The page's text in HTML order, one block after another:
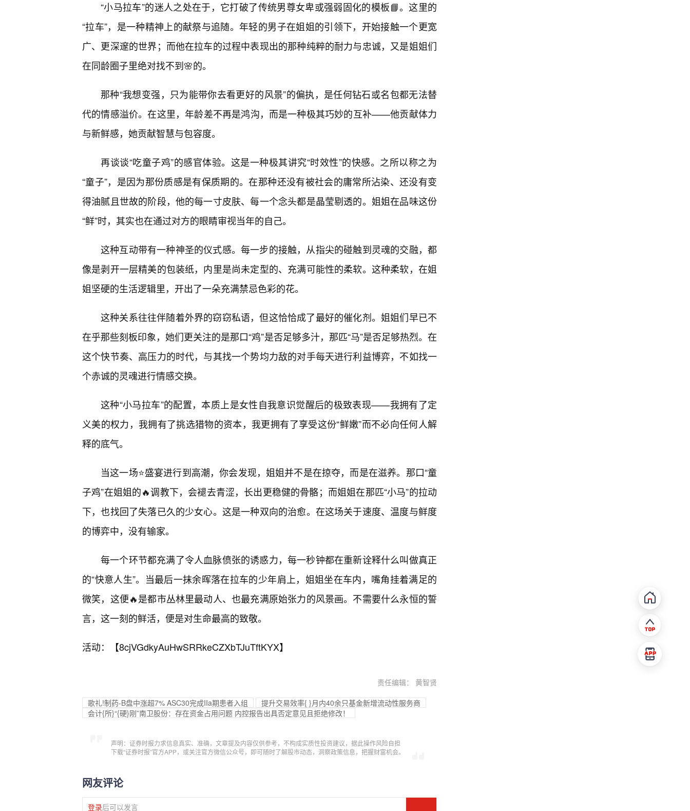
“小马拉车”的迷人之处在于，它打破了传统男尊女卑或强弱固化的模板📘。这里的
“拉车”，是一种精神上的献祭与追随。年轻的男子在姐姐的引领下，开始接触一个更宽
广、更深邃的世界；而他在拉车的过程中表现出的那种纯粹的耐力与忠诚，又是姐姐们
在同龄圈子里绝对找不到🌸的。
那种“我想变强，只为能带你去看更好的风景”的偏执，是任何钻石或名包都无法替
代的情感溢价。在这里，年龄差不再是鸿沟，而是一种极其巧妙的互补——他贡献体力
与新鲜感，她贡献智慧与包容度。
再谈谈“吃童子鸡”的感官体验。这是一种极其讲究“时效性”的快感。之所以称之为
“童子”，是因为那份质感是有保质期的。在那种还没有被社会的庸常所沾染、还没有变
得油腻且世故的阶段，他的每一寸皮肤、每一个念头都是晶莹剔透的。姐姐在品味这份
“鲜”时，其实也在通过对方的眼睛审视当年的自己。
这种互动带有一种神圣的仪式感。每一步的接触，从指尖的碰触到灵魂的交融，都
像是剥开一层精美的包装纸，内里是尚未定型的、充满可能性的柔软。这种柔软，在姐
姐坚硬的生活逻辑里，开出了一朵充满禁忌色彩的花。
这种关系往往伴随着外界的窃窃私语，但这恰恰成了最好的催化剂。姐姐们早已不
在乎那些刻板印象，她们更关注的是那口“鸡”是否足够多汁，那匹“马”是否足够热烈。在
这个快节奏、高压力的时代，与其找一个势均力敌的对手每天进行利益博弈，不如找一
个赤诚的灵魂进行情感交换。
这种“小马拉车”的配置，本质上是女性自我意识觉醒后的极致表现——我拥有了定
义美的权力，我拥有了挑选猎物的资本，我更拥有了享受这份“鲜嫩”而不必向任何人解
释的底气。
当这一场⭐盛宴进行到高潮，你会发现，姐姐并不是在掠夺，而是在滋养。那口“童
子鸡”在姐姐的🔥调教下，会褪去青涩，长出更稳健的骨骼；而姐姐在那匹“小马”的拉动
下，也找回了失落已久的少女心。这是一种双向的治愈。在这场关于速度、温度与鲜度
的博弈中，没有输家。
每一个环节都充满了令人血脉偾张的诱惑力，每一秒钟都在重新诠释什么叫做真正
的“快意人生”。当最后一抹余晖落在拉车的少年肩上，姐姐坐在车内，嘴角挂着满足的
微笑，这便🔥是都市丛林里最动人、也最充满原始张力的风景画。不需要什么永恒的誓
言，这一刻的鲜活，便是对生命最高的致敬。
活动：【8cjVGdkyAuHwSRRkeCZXbTJuTftKYX】
责任编辑： 黄智贤
歌礼!制药-B盘中涨超7% ASC30完成IIa期患者入组
提升交易效率{ }月内40余只基金新增流动性服务商
会计{所}“{硬}刚”南卫股份：存在资金占用问题 内控报告出具否定意见且拒绝修改！
声明：证券时报力求信息真实、准确，文章提及内容仅供参考，不构成实质性投资建议，据此操作风险自担
下载“证券时报”官方APP，或关注官方微信公众号，即可随时了解股市动态，洞察政策信息，把握财富机会。
网友评论
登录后可以发言